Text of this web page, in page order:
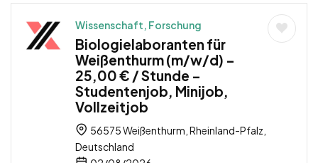
Wissenschaft, Forschung
Biologielaboranten für
Weißenthurm (m/w/d) –
25,00 € / Stunde –
Studentenjob, Minijob,
Vollzeitjob
56575 Weißenthurm, Rheinland-Pfalz,
Deutschland